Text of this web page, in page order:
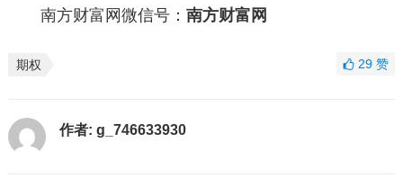
南方财富网微信号： 南方财富网
期权 29赞
作者: g_746633930